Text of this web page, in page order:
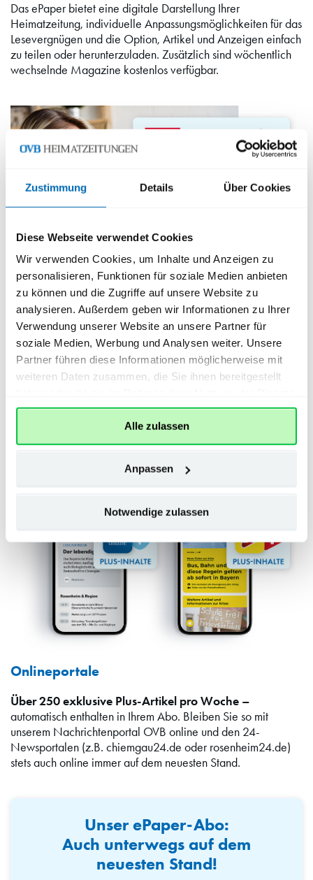
Zustimmung Details Über Cookies
Diese Webseite verwendet Cookies
Wir verwenden Cookies, um Inhalte und Anzeigen zu
personalisieren, Funktionen für soziale Medien anbieten
zu können und die Zugriffe auf unsere Website zu
analysieren. Außerdem geben wir Informationen zu Ihrer
Verwendung unserer Website an unsere Partner für
soziale Medien, Werbung und Analysen weiter. Unsere
Partner führen diese Informationen möglicherweise mit
weiteren Daten zusammen, die Sie ihnen bereitgestellt
gesammelt haben.
Alle zulassen
Anpassen
Notwendige zulassen
Das ePaper bietet eine digitale Darstellung Ihrer
Heimatzeitung, individuelle Anpassungsmöglichkeiten für das
Lesevergnügen und die Option, Artikel und Anzeigen einfach
zu teilen oder herunterzuladen. Zusätzlich sind wöchentlich
wechselnde Magazine kostenlos verfügbar.
Kostenlose Magazine
Ihr exklusiver ePaper-Vorteil:Zusätzlich zu Ihrer
Heimatzeitung finden Sie jede Woche ein neues digitales
Magazin direkt in Ihrer ePaper-App oder unter www.ovb-
Zeitschriften verschiedener Kategorien mit spannenden
Inhalten im wöchentlichen Wechsel.
Onlineportale
Über 250 exklusive Plus-Artikel pro Woche –
automatisch enthalten in Ihrem Abo. Bleiben Sie so mit
unserem Nachrichtenportal OVB online und den 24-
Newsportalen (z.B. chiemgau24.de oder rosenheim24.de)
stets auch online immer auf dem neuesten Stand.
Unser ePaper-Abo:
Auch unterwegs auf dem
neuesten Stand!